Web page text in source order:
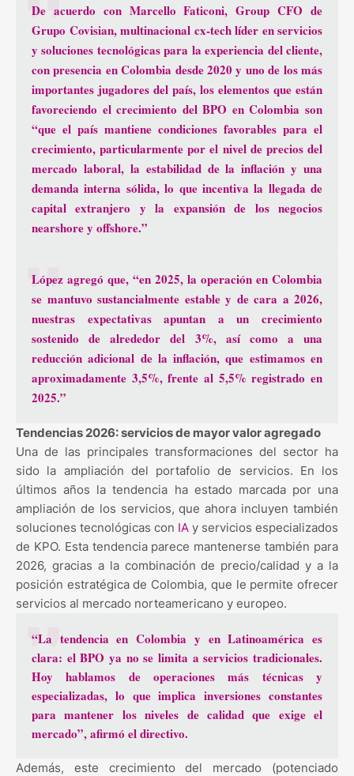
De acuerdo con Marcello Faticoni, Group CFO de
Grupo Covisian, multinacional cx-tech líder en servicios
y soluciones tecnológicas para la experiencia del cliente,
con presencia en Colombia desde 2020 y uno de los más
importantes jugadores del país, los elementos que están
favoreciendo el crecimiento del BPO en Colombia son
“que el país mantiene condiciones favorables para el
crecimiento, particularmente por el nivel de precios del
mercado laboral, la estabilidad de la inflación y una
demanda interna sólida, lo que incentiva la llegada de
capital extranjero y la expansión de los negocios
nearshore y offshore.”
López agregó que, “en 2025, la operación en Colombia
se mantuvo sustancialmente estable y de cara a 2026,
nuestras expectativas apuntan a un crecimiento
sostenido de alrededor del 3%, así como a una
reducción adicional de la inflación, que estimamos en
aproximadamente 3,5%, frente al 5,5% registrado en
2025.”
Tendencias 2026: servicios de mayor valor agregado
Una de las principales transformaciones del sector ha
sido la ampliación del portafolio de servicios. En los
últimos años la tendencia ha estado marcada por una
ampliación de los servicios, que ahora incluyen también
soluciones tecnológicas con IA y servicios especializados
de KPO. Esta tendencia parece mantenerse también para
2026, gracias a la combinación de precio/calidad y a la
posición estratégica de Colombia, que le permite ofrecer
servicios al mercado norteamericano y europeo.
“La tendencia en Colombia y en Latinoamérica es
clara: el BPO ya no se limita aservicios tradicionales.
Hoy hablamos de operaciones más técnicas y
especializadas, lo que implica inversiones constantes
para mantener los niveles de calidad que exige el
mercado”, afirmó el directivo.
Además, este crecimiento del mercado (potenciado